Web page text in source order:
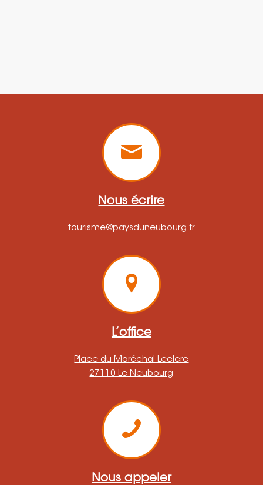
Nous écrire
tourisme@paysduneubourg.fr
L’office
Place du Maréchal Leclerc
27110 Le Neubourg
Nous appeler